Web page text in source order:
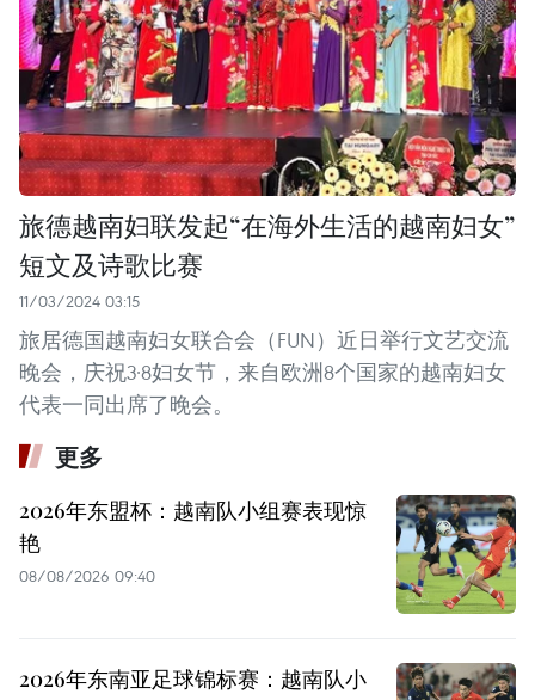
旅德越南妇联发起“在海外生活的越南妇女”
短文及诗歌比赛
11/03/2024 03:15
旅居德国越南妇女联合会（FUN）近日举行文艺交流
晚会，庆祝3·8妇女节，来自欧洲8个国家的越南妇女
代表一同出席了晚会。
更多
2026年东盟杯：越南队小组赛表现惊
艳
08/08/2026 09:40
2026年东南亚足球锦标赛：越南队小